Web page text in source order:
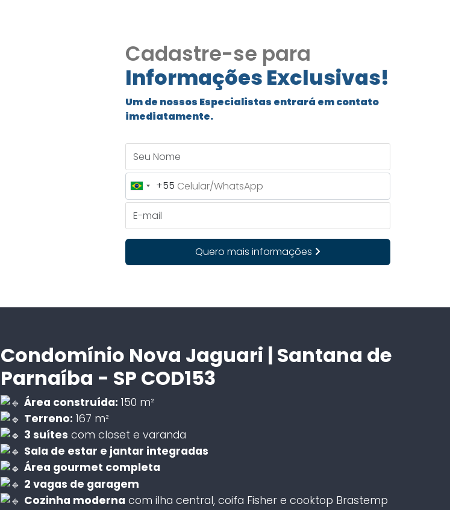
Cadastre-se para
Informações Exclusivas!
Um de nossos Especialistas entrará em contato
imediatamente.
Brazil
+55
+55
Quero mais informações
Condomínio Nova Jaguari | Santana de
Parnaíba - SP COD153
Área construída: 150 m²
Terreno: 167 m²
3 suítes com closet e varanda
Sala de estar e jantar integradas
Área gourmet completa
2 vagas de garagem
Cozinha moderna com ilha central, coifa Fisher e cooktop Brastemp